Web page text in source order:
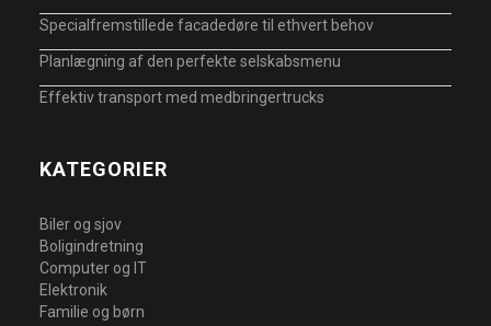
Specialfremstillede facadedøre til ethvert behov
Planlægning af den perfekte selskabsmenu
Effektiv transport med medbringertrucks
KATEGORIER
Biler og sjov
Boligindretning
Computer og IT
Elektronik
Familie og børn